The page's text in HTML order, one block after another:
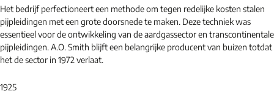
Het bedrijf perfectioneert een methode om tegen redelijke kosten stalen
pijpleidingen met een grote doorsnede te maken. Deze techniek was
essentieel voor de ontwikkeling van de aardgassector en transcontinentale
pijpleidingen. A.O. Smith blijft een belangrijke producent van buizen totdat
het de sector in 1972 verlaat.
1925